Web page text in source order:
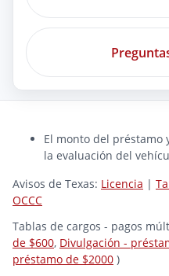
El monto del préstamo
la evaluación del
Avisos de Texas: Licencia |
OCCC
Tablas de cargos - pagos
de $600, Divulgación -
préstamo de $2000 )